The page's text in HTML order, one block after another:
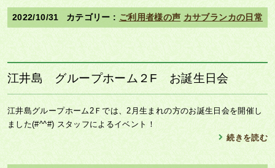
ご利用者様の声 カサブランカの日常
2022/10/31
江井島 グループホーム２F お誕生日会
江井島グループホーム2Ｆでは、2月生まれの方のお誕生日会を開催し
ました(#^^#) スタッフによるイベント！
続きを読む